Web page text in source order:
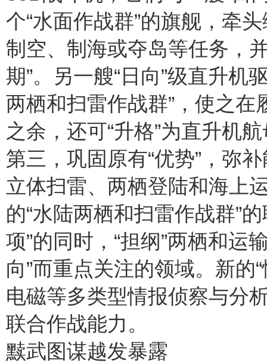
个“水面作战群”的旗舰，牵
制空、制海或夺岛等任务，
期”。另一艘“日向”级直升机
两栖和扫雷作战群”，使之在
之余，还可“升格”为直升机
第三，巩固原有“优势”，弥
立体扫雷、两栖登陆和海上
的“水陆两栖和扫雷作战群”
项”的同时，“担纲”两栖和运
向”而重点关注的领域。新的
电磁等多类型情报侦察与分
联合作战能力。
黩武图谋越发暴露